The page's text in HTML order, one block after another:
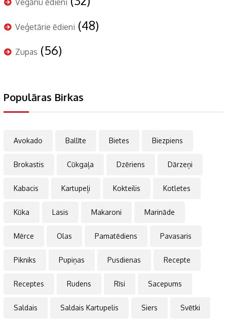
Veģetārie ēdieni (48)
Zupas (56)
Populāras Birkas
Avokado Ballīte Bietes Biezpiens
Brokastis Cūkgaļa Dzēriens Dārzeņi
Kabacis Kartupeļi Kokteilis Kotletes
Kūka Lasis Makaroni Marināde
Mērce Olas Pamatēdiens Pavasaris
Pikniks Pupiņas Pusdienas Recepte
Receptes Rudens Rīsi Sacepums
Saldais Saldais Kartupelis Siers Svētki